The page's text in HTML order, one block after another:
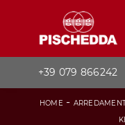
+39 079 866242
HOME -